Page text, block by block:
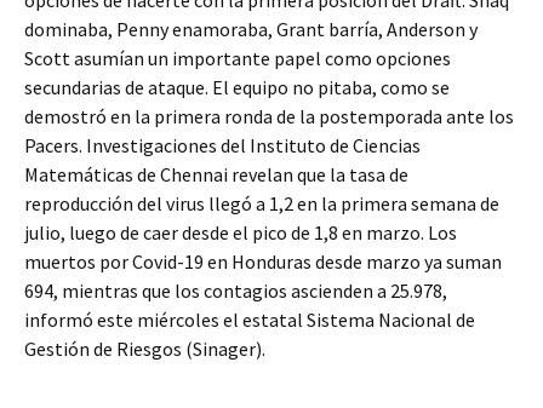
dominaba, Penny enamoraba, Grant barría, Anderson y
Scott asumían un importante papel como opciones
secundarias de ataque. El equipo no pitaba, como se
demostró en la primera ronda de la postemporada ante los
Pacers. Investigaciones del Instituto de Ciencias
Matemáticas de Chennai revelan que la tasa de
reproducción del virus llegó a 1,2 en la primera semana de
julio, luego de caer desde el pico de 1,8 en marzo. Los
muertos por Covid-19 en Honduras desde marzo ya suman
694, mientras que los contagios ascienden a 25.978,
informó este miércoles el estatal Sistema Nacional de
Gestión de Riesgos (Sinager).